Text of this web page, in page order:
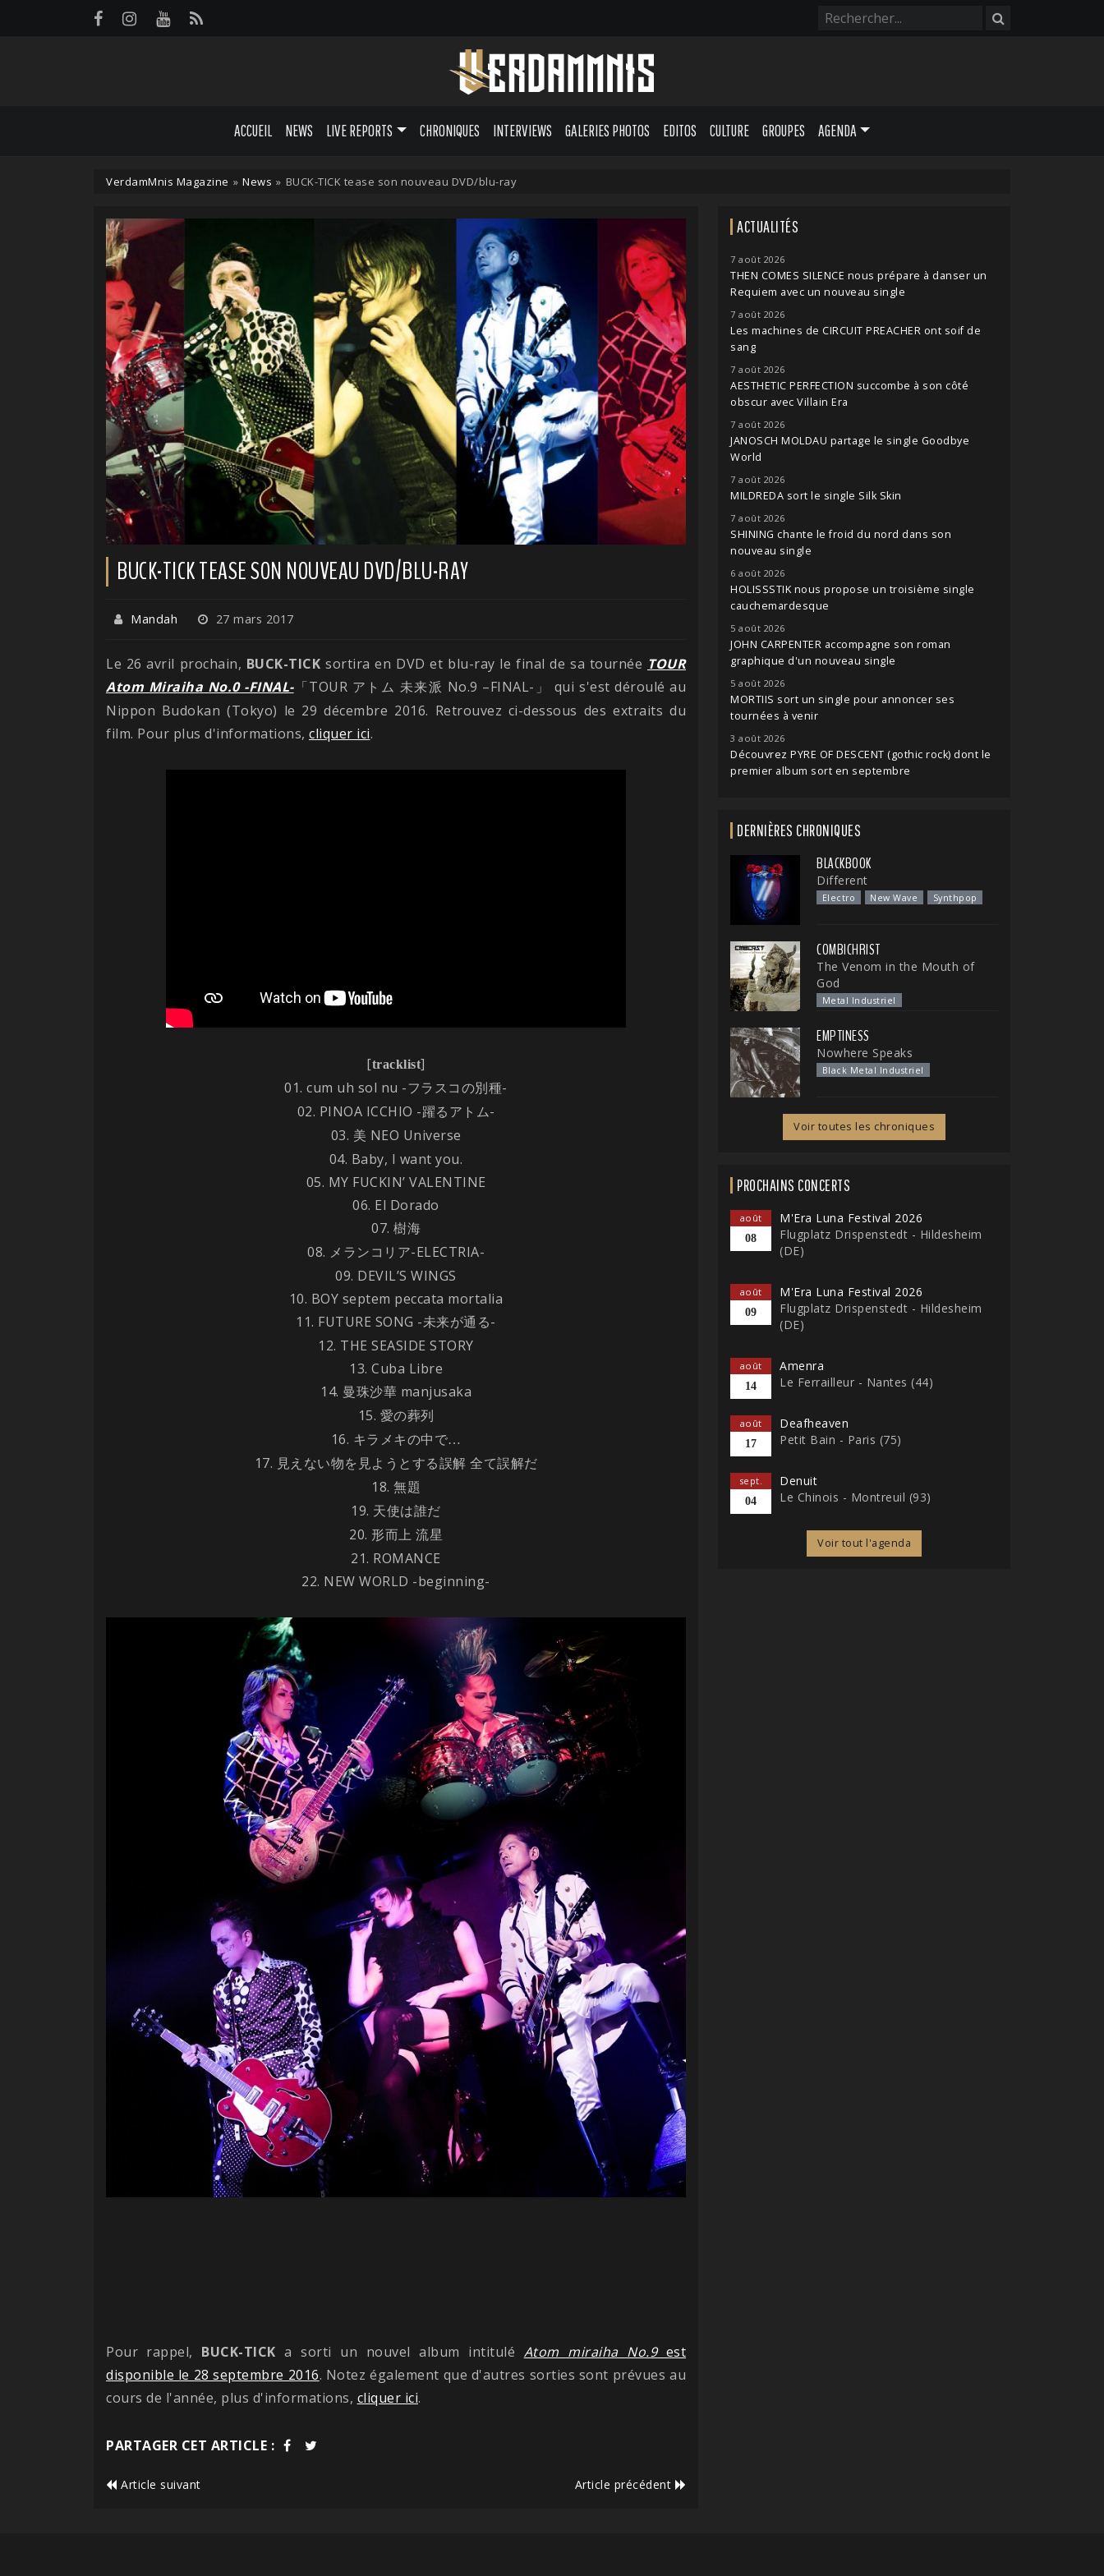
ACCUEIL NEWS LIVE REPORTS CHRONIQUES INTERVIEWS GALERIES PHOTOS EDITOS CULTURE GROUPES AGENDA
VerdamMnis Magazine » News » BUCK-TICK tease son nouveau DVD/blu-ray
BUCK-TICK TEASE SON NOUVEAU DVD/BLU-RAY
Mandah 27 mars 2017
Le 26 avril prochain, BUCK-TICK sortira en DVD et blu-ray le final de sa tournée TOUR
Atom Miraiha No.0 -FINAL-「 TOUR アトム 未来派 No.9 –FINAL- 」
qui s'est déroulé au
Nippon Budokan (Tokyo) le 29 décembre 2016. Retrouvez ci-dessous des extraits du
film. Pour plus d'informations, cliquer ici.
[tracklist]
01. cum uh sol nu -フラスコの別種-
02. PINOA ICCHIO -躍るアトム-
03. 美 NEO Universe
04. Baby, I want you.
05. MY FUCKIN’ VALENTINE
06. El Dorado
07. 樹海
08. メランコリア-ELECTRIA-
09. DEVIL’S WINGS
10. BOY septem peccata mortalia
11. FUTURE SONG -未来が通る-
12. THE SEASIDE STORY
13. Cuba Libre
14. 曼珠沙華 manjusaka
15. 愛の葬列
16. キラメキの中で…
17. 見えない物を見ようとする誤解 全て誤解だ
18. 無題
19. 天使は誰だ
20. 形而上 流星
21. ROMANCE
22. NEW WORLD -beginning-
Pour rappel, BUCK-TICK a sorti un nouvel album intitulé Atom miraiha No.9est
disponible le 28 septembre 2016. Notez également que d'autres sorties sont prévues au
cours de l'année, plus d'informations, cliquer ici.
PARTAGER CET ARTICLE :
Article suivant Article précédent
ACTUALITÉS
7 août 2026
THEN COMES SILENCE nous prépare à danser un
Requiem avec un nouveau single
7 août 2026
Les machines de CIRCUIT PREACHER ont soif de
sang
7 août 2026
AESTHETIC PERFECTION succombe à son côté
obscur avec Villain Era
7 août 2026
JANOSCH MOLDAU partage le single Goodbye
World
7 août 2026
MILDREDA sort le single Silk Skin
7 août 2026
SHINING chante le froid du nord dans son
nouveau single
6 août 2026
HOLISSSTIK nous propose un troisième single
cauchemardesque
5 août 2026
JOHN CARPENTER accompagne son roman
graphique d'un nouveau single
5 août 2026
MORTIIS sort un single pour annoncer ses
tournées à venir
3 août 2026
Découvrez PYRE OF DESCENT (gothic rock) dont le
premier album sort en septembre
DERNIÈRES CHRONIQUES
BLACKBOOK
Different
Electro New Wave Synthpop
COMBICHRIST
The Venom in the Mouth of
God
Metal Industriel
EMPTINESS
Nowhere Speaks
Black Metal Industriel
Voir toutes les chroniques
PROCHAINS CONCERTS
août
08
M'Era Luna Festival 2026
Flugplatz Drispenstedt - Hildesheim
(DE)
août
09
M'Era Luna Festival 2026
Flugplatz Drispenstedt - Hildesheim
(DE)
août
14
Amenra
Le Ferrailleur - Nantes (44)
août
17
Deafheaven
Petit Bain - Paris (75)
sept.
04
Denuit
Le Chinois - Montreuil (93)
Voir tout l'agenda
Panneau de gestion des cookies